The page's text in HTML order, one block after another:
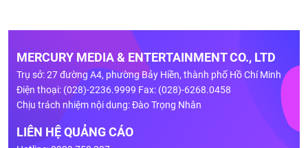
MERCURY MEDIA & ENTERTAINMENT CO., LTD
Trụ sở: 27 đường A4, phường Bảy Hiền, thành phố Hồ Chí Minh
Điện thoại: (028)-2236.9999 Fax: (028)-6268.0458
Chịu trách nhiệm nội dung: Đào Trọng Nhân
LIÊN HỆ QUẢNG CÁO